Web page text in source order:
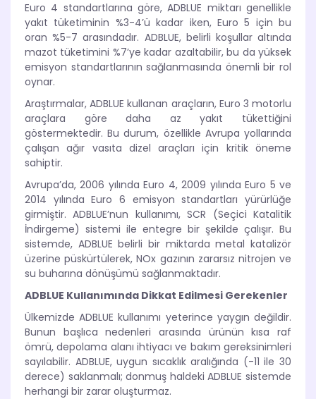
Euro 4 standartlarına göre, ADBLUE miktarı genellikle
yakıt tüketiminin %3-4’ü kadar iken, Euro 5 için bu
oran %5-7 arasındadır. ADBLUE, belirli koşullar altında
mazot tüketimini %7’ye kadar azaltabilir, bu da yüksek
emisyon standartlarının sağlanmasında önemli bir rol
oynar.
Araştırmalar, ADBLUE kullanan araçların, Euro 3 motorlu
araçlara göre daha az yakıt tükettiğini
göstermektedir. Bu durum, özellikle Avrupa yollarında
çalışan ağır vasıta dizel araçları için kritik öneme
sahiptir.
Avrupa’da, 2006 yılında Euro 4, 2009 yılında Euro 5 ve
2014 yılında Euro 6 emisyon standartları yürürlüğe
girmiştir. ADBLUE’nun kullanımı, SCR (Seçici Katalitik
İndirgeme) sistemi ile entegre bir şekilde çalışır. Bu
sistemde, ADBLUE belirli bir miktarda metal katalizör
üzerine püskürtülerek, NOx gazının zararsız nitrojen ve
su buharına dönüşümü sağlanmaktadır.
ADBLUE Kullanımında Dikkat Edilmesi Gerekenler
Ülkemizde ADBLUE kullanımı yeterince yaygın değildir.
Bunun başlıca nedenleri arasında ürünün kısa raf
ömrü, depolama alanı ihtiyacı ve bakım gereksinimleri
sayılabilir. ADBLUE, uygun sıcaklık aralığında (-11 ile 30
derece) saklanmalı; donmuş haldeki ADBLUE sistemde
herhangi bir zarar oluşturmaz.